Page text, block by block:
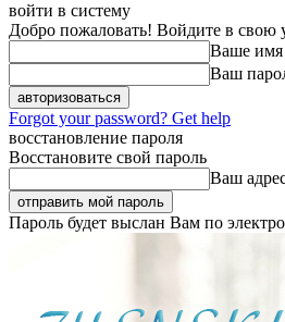
войти в систему
Добро пожаловать! Войдите в свою
Ваше имя
Ваш
Forgot your password? Get help
восстановление пароля
Восстановите свой пароль
Ваш
Пароль будет выслан Вам по